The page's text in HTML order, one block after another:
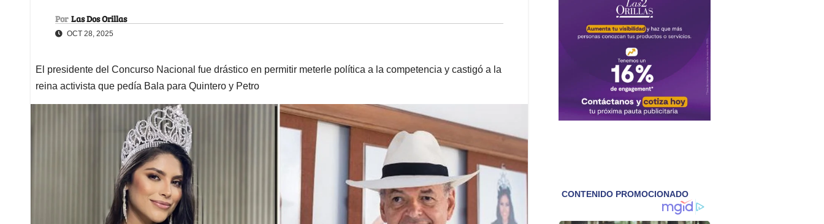
Por Las Dos Orillas
OCT 28, 2025
El presidente del Concurso Nacional fue drástico en permitir meterle política a la competencia y castigó a la
reina activista que pedía Bala para Quintero y Petro